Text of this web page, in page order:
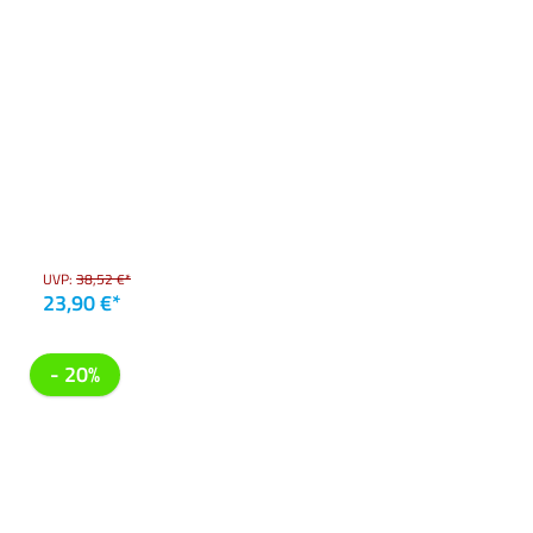
UVP: 38,52 €*
23,90 €*
- 20%